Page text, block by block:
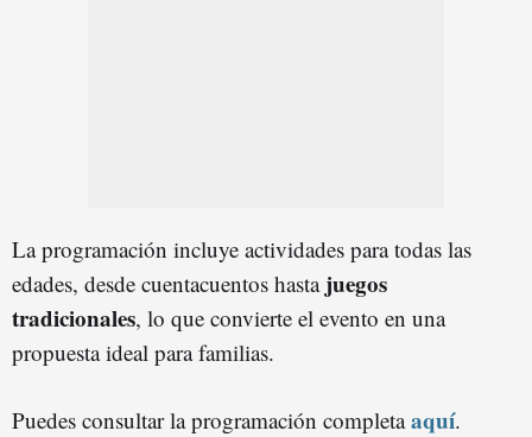
La programación incluye actividades para todas las
edades, desde cuentacuentos hasta juegos
tradicionales, lo que convierte el evento en una
propuesta ideal para familias.
Puedes consultar la programación completaaquí.